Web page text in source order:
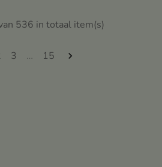
536 in totaal item(s)
3 … 15 